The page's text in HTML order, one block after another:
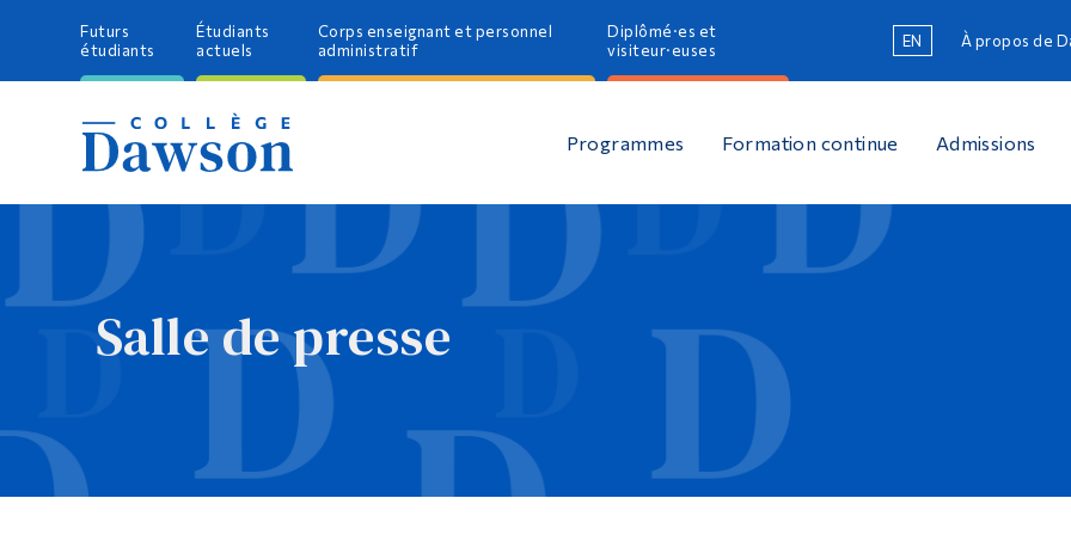
Futurs
étudiants
Étudiants
actuels
Corps enseignant et personnel
administratif
Diplômé·es et
visiteur·euses
EN À propos de
Programmes Formation continue Admissions
Salle de presse